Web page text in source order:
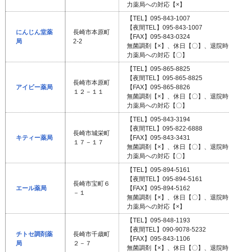
力薬局への対応【×】
にんじん堂薬
局
長崎市本原町
2-2
【TEL】095-843-1007
【夜間TEL】095-843-1007
【FAX】095-843-0324
無菌調剤【×】、休日【〇】、退院
力薬局への対応【〇】
アイビー薬局
長崎市本原町
１２－１１
【TEL】095-865-8825
【夜間TEL】095-865-8825
【FAX】095-865-8826
無菌調剤【×】、休日【〇】、退院
力薬局への対応【〇】
キティー薬局
長崎市城栄町
１７－１７
【TEL】095-843-3194
【夜間TEL】095-822-6888
【FAX】095-843-3431
無菌調剤【×】、休日【〇】、退院
力薬局への対応【〇】
エール薬局
長崎市宝町６
－１
【TEL】095-894-5161
【夜間TEL】095-894-5161
【FAX】095-894-5162
無菌調剤【×】、休日【〇】、退院
力薬局への対応【×】
チトセ調剤薬
局
長崎市千歳町
２－７
【TEL】095-848-1193
【夜間TEL】090-9078-5232
【FAX】095-843-1106
無菌調剤【×】、休日【〇】、退院